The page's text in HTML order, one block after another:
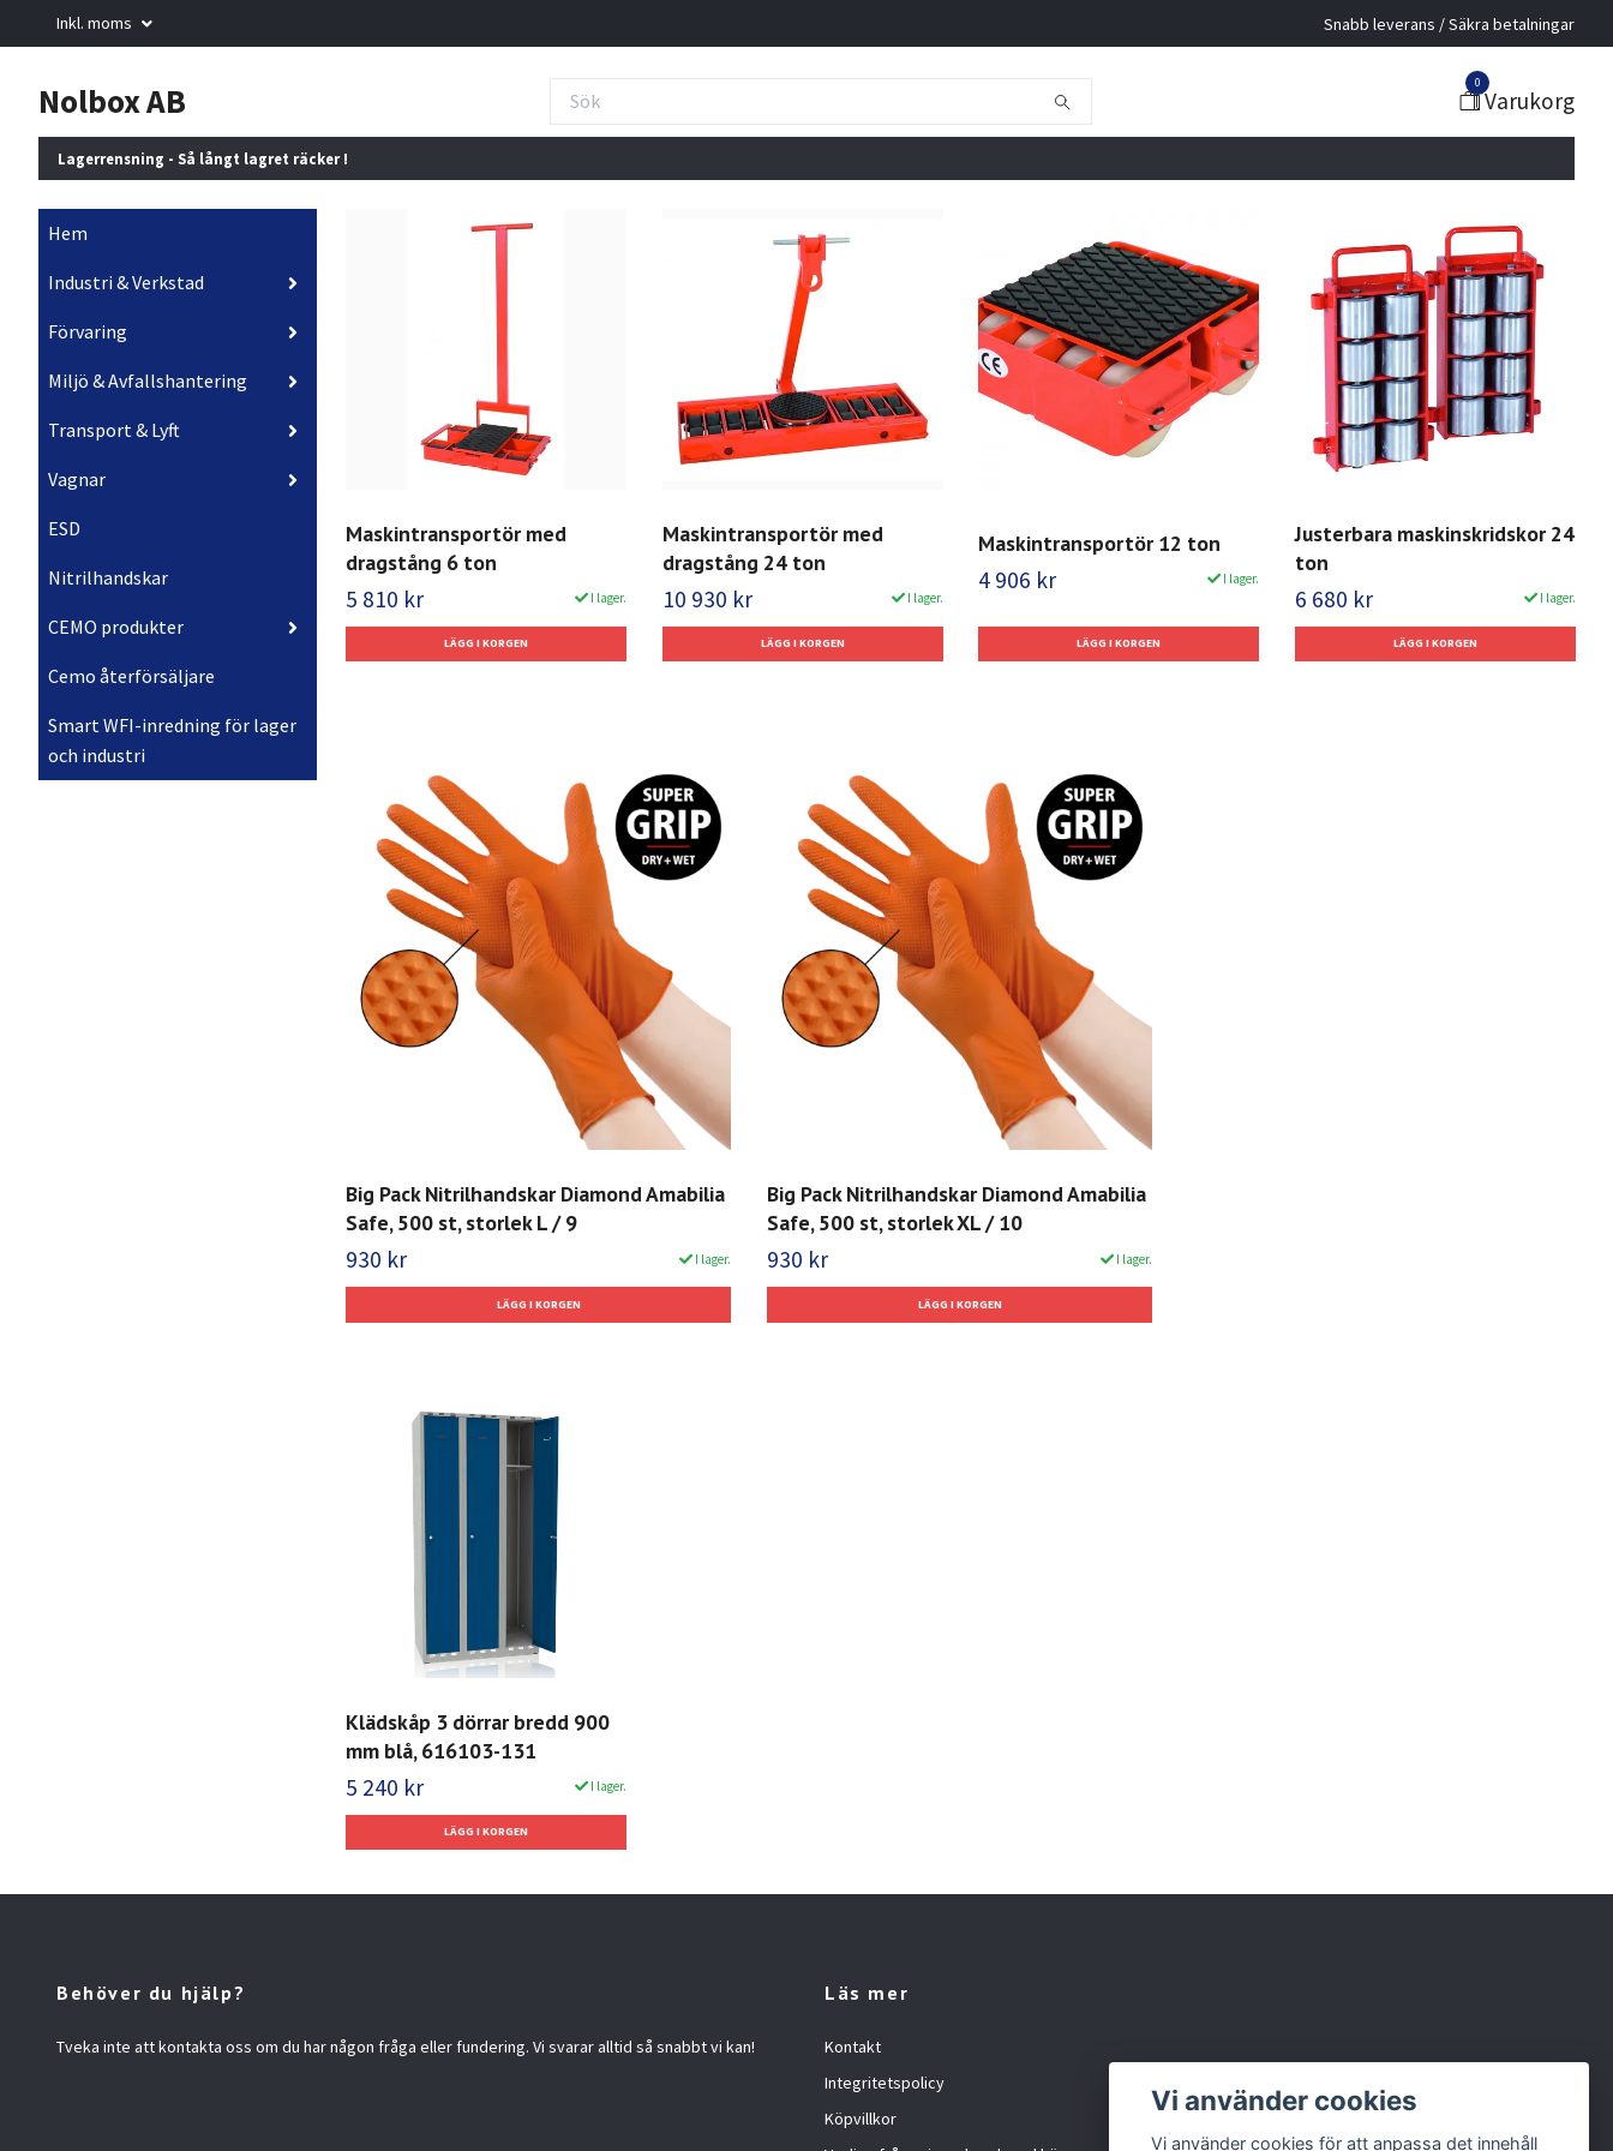
Inkl. moms Snabb leverans / Säkra betalningar
Nolbox AB 0
Varukorg
Lagerrensning - Så långt lagret räcker !
Hem
Industri & Verkstad
Förvaring
Miljö & Avfallshantering
Transport & Lyft
Vagnar
ESD
Nitrilhandskar
CEMO produkter
Cemo återförsäljare
Smart WFI-inredning för lager
och industri
Maskintransportör med
dragstång 6 ton
5 810 kr I lager.
Maskintransportör med
dragstång 24 ton
10 930 kr I lager.
Maskintransportör 12 ton
4 906 kr I lager.
Justerbara maskinskridskor 24
ton
6 680 kr I lager.
Big Pack Nitrilhandskar Diamond Amabilia
Safe, 500 st, storlek L / 9
930 kr I lager.
Big Pack Nitrilhandskar Diamond Amabilia
Safe, 500 st, storlek XL / 10
930 kr I lager.
Klädskåp 3 dörrar bredd 900
mm blå, 616103-131
5 240 kr I lager.
Behöver du hjälp?
Tveka inte att kontakta oss om du har någon fråga eller fundering. Vi svarar alltid så snabbt vi kan!
Läs mer
Kontakt
Integritetspolicy
Köpvillkor
Vi använder cookies
Vi använder cookies för att anpassa det innehåll